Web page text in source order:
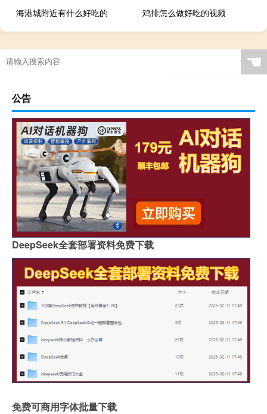
海港城附近有什么好吃的
鸡排怎么做好吃的视频
☚
公告
DeepSeek全套部署资料免费下载
免费可商用字体批量下载